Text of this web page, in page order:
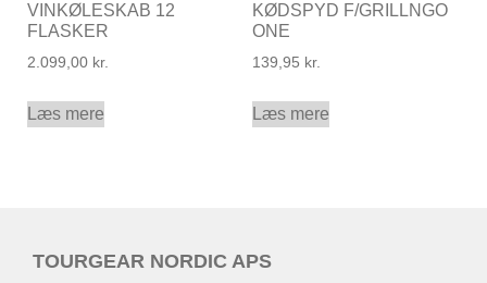
VINKØLESKAB 12
FLASKER
2.099,00 kr.
Læs mere
KØDSPYD F/GRILLNGO
ONE
139,95 kr.
Læs mere
TOURGEAR NORDIC APS